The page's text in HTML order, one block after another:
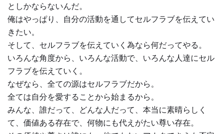
としかならないんだ。
俺はやっぱり、自分の活動を通してセルフラブを伝えてい
きたい。
そして、セルフラブを伝えていく為なら何だってやる。
いろんな角度から、いろんな活動で、いろんな人達にセル
フラブを伝えていく。
なぜなら、全ての源はセルフラブだから。
全ては自分を愛することから始まるから。
みんな、誰だって、どんな人だって、本当に素晴らしく
て、価値ある存在で、何物にも代えがたい尊い存在。